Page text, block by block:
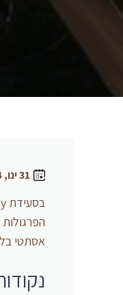
31 ינו, 2024
אסתטי